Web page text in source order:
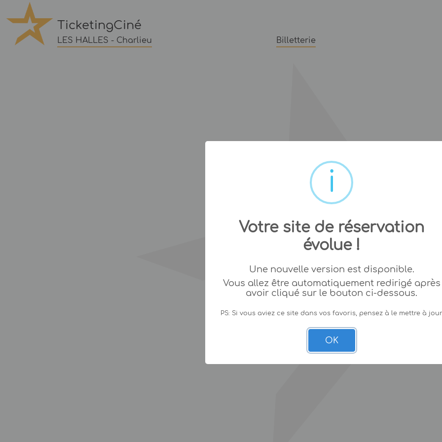
TicketingCiné
LES HALLES - Charlieu Billetterie
Votre site de réservation
évolue !
Une nouvelle version est disponible.
Vous allez être automatiquement redirigé après
avoir cliqué sur le bouton ci-dessous.
PS: Si vous aviez ce site dans vos favoris, pensez à le mettre à
OK